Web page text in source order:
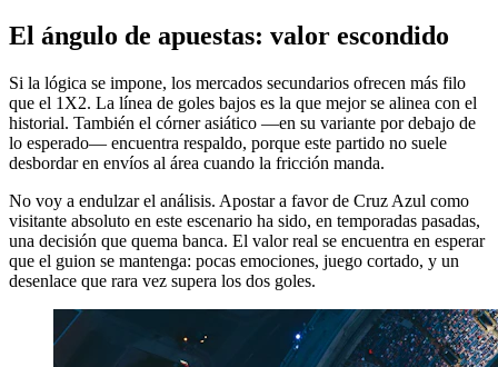
El ángulo de apuestas: valor escondido
Si la lógica se impone, los mercados secundarios ofrecen más filo
que el 1X2. La línea de goles bajos es la que mejor se alinea con el
historial. También el córner asiático —en su variante por debajo de
lo esperado— encuentra respaldo, porque este partido no suele
desbordar en envíos al área cuando la fricción manda.
No voy a endulzar el análisis. Apostar a favor de Cruz Azul como
visitante absoluto en este escenario ha sido, en temporadas pasadas,
una decisión que quema banca. El valor real se encuentra en esperar
que el guion se mantenga: pocas emociones, juego cortado, y un
desenlace que rara vez supera los dos goles.